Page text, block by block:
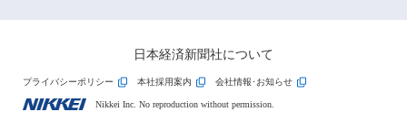
日本経済新聞社について
プライバシーポリシー 本社採用案内 会社情報･お知らせ
Nikkei Inc. No reproduction without permission.